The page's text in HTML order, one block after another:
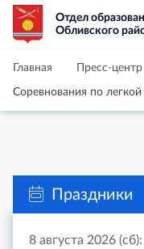
Отдел
Обливского
Главная Пресс-центр
Соревнования по легкой
Праздники
8 августа 2026 (сб):